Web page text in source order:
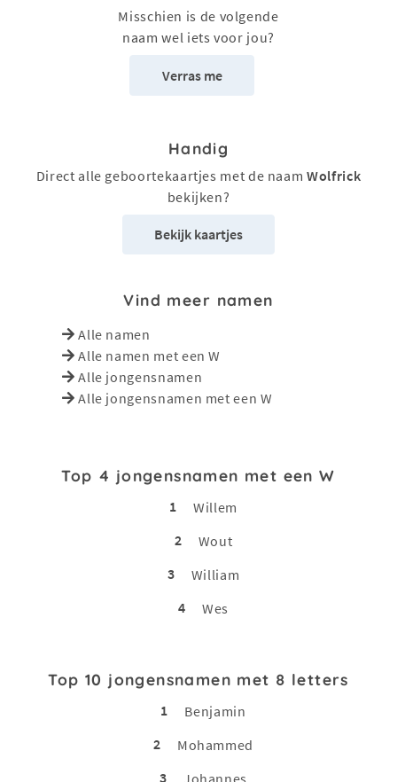
Misschien is de volgende
naam wel iets voor jou?
Verras me
Handig
Direct alle geboortekaartjes met de naamWolfrick
bekijken?
Bekijk kaartjes
Vind meer namen
Alle namen
Alle namen met een W
Alle jongensnamen
Alle jongensnamen met een W
Top 4 jongensnamen met een W
1
Willem
2
Wout
3
William
4
Wes
Top 10 jongensnamen met 8 letters
1
Benjamin
2
Mohammed
3
Johannes